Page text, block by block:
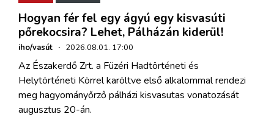
Hogyan fér fel egy ágyú egy kisvasúti
pőrekocsira? Lehet, Pálházán kiderül!
iho/vasút · 2026.08.01. 17:00
Az Északerdő Zrt. a Füzéri Hadtörténeti és
Helytörténeti Körrel karöltve első alkalommal rendezi
meg hagyományőrző pálházi kisvasutas vonatozását
augusztus 20-án.